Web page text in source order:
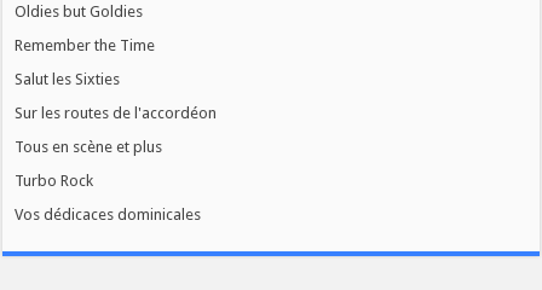
Oldies but Goldies
Remember the Time
Salut les Sixties
Sur les routes de l'accordéon
Tous en scène et plus
Turbo Rock
Vos dédicaces dominicales